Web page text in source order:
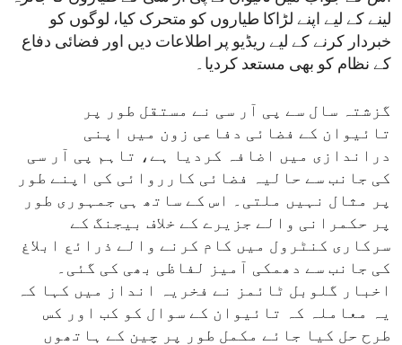
لینے کے لیے اپنے لڑاکا طیاروں کو متحرک کیا، لوگوں کو
خبردار کرنے کے لیے ریڈیو پر اطلاعات دیں اور فضائی دفاع
کے نظام کو بھی مستعد کردیا۔
گزشتہ سال سے پی آر سی نے مستقل طور پر
تائیوان کے فضائی دفاعی زون میں اپنی
دراندازی میں اضافہ کردیا ہے، تاہم پی آر سی
کی جانب سے حالیہ فضائی کارروائی کی اپنے طور
پر مثال نہیں ملتی۔ اس کے ساتھ ہی جمہوری طور
پر حکمرانی والے جزیرے کے خلاف بیجنگ کے
سرکاری کنٹرول میں کام کرنے والے ذرائع ابلاغ
کی جانب سے دھمکی آمیز لفاظی بھی کی گئی۔
اخبار گلوبل ٹائمز نے فخریہ انداز میں کہا کہ
یہ معاملہ کہ تائیوان کے سوال کو کب اور کس
طرح حل کیا جائے مکمل طور پر چین کے ہاتھوں